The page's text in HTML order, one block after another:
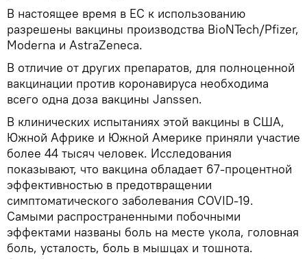
В настоящее время в ЕС к использованию
разрешены вакцины производства BioNTech/Pfizer,
Moderna и AstraZeneca.
В отличие от других препаратов, для полноценной
вакцинации против коронавируса необходима
всего одна доза вакцины Janssen.
В клинических испытаниях этой вакцины в США,
Южной Африке и Южной Америке приняли участие
более 44 тысяч человек. Исследования
показывают, что вакцина обладает 67-процентной
эффективностью в предотвращении
симптоматического заболевания COVID-19.
Cамыми распространенными побочными
эффектами названы боль на месте укола, головная
боль, усталость, боль в мышцах и тошнота.